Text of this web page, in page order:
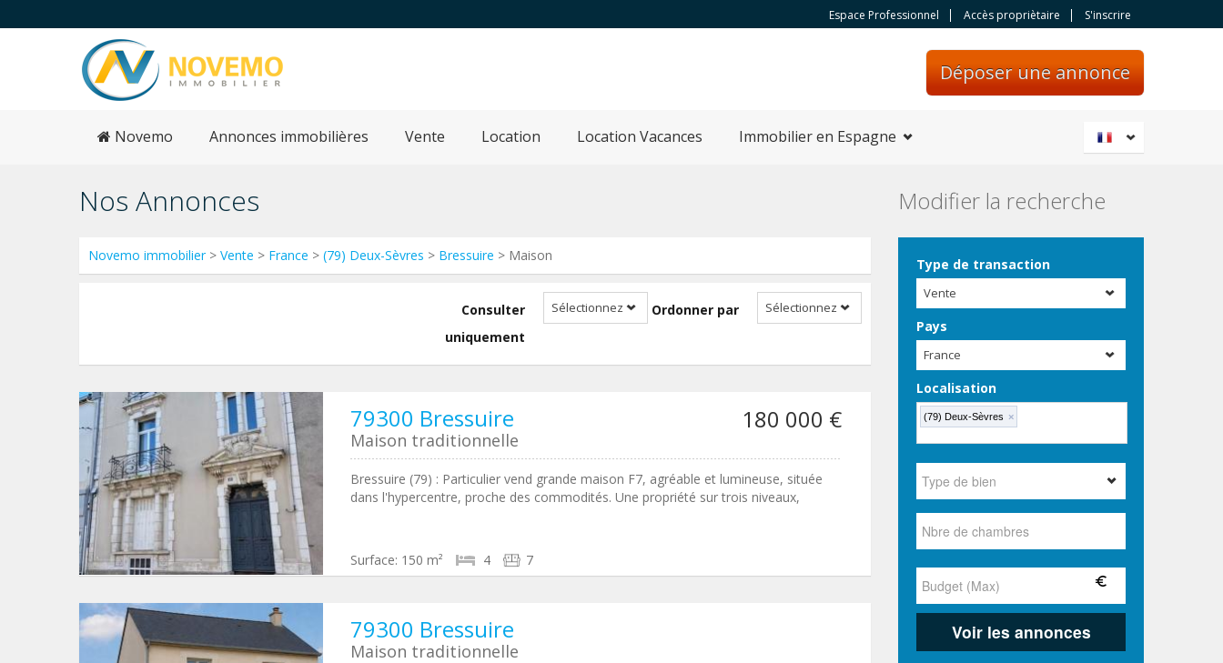
Espace Professionnel Accès propriètaire S'inscrire
Déposer une annonce
Novemo Annonces immobilières Vente Location Location Vacances Immobilier en Espagne
Nos Annonces
Novemo immobilier> Vente > France > (79) Deux-Sèvres > Bressuire > Maison
Ordonner par Sélectionnez
Consulter
uniquement
Sélectionnez
79300 Bressuire 180 000 €
Maison traditionnelle
Bressuire (79) : Particulier vend grande maison F7, agréable et lumineuse, située
dans l'hypercentre, proche des commodités. Une propriété sur trois niveaux,
Surface: 150 m² 4 7
79300 Bressuire
Maison traditionnelle
Modifier la recherche
Type de transaction
Vente
Pays
France
Localisation
(79) Deux-Sèvres ×